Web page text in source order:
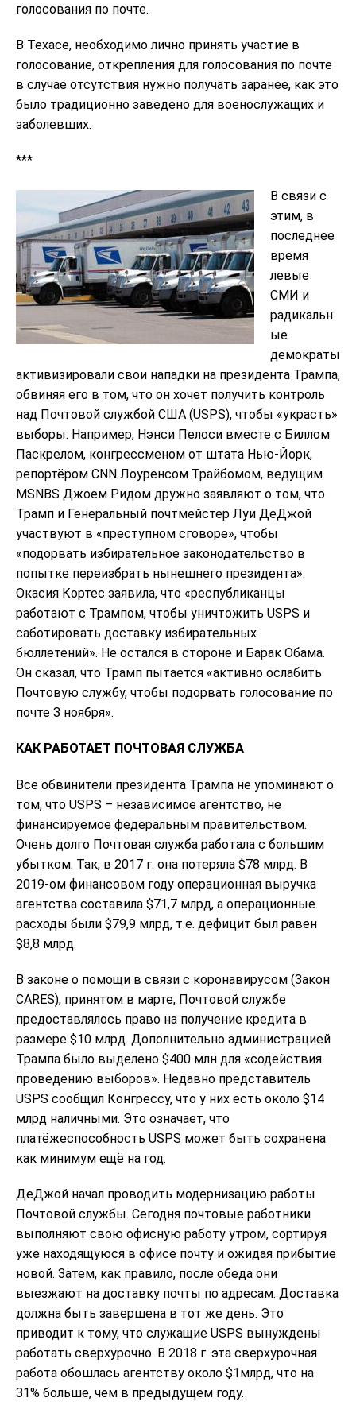
голосования по почте.
В Техасе, необходимо лично принять участие в
голосование, открепления для голосования по почте
в случае отсутствия нужно получать заранее, как это
было традиционно заведено для военослужащих и
заболевших.
***
В связи с
этим, в
последнее
время
левые
СМИ и
радикальн
ые
демократы
активизировали свои нападки на президента Трампа,
обвиняя его в том, что он хочет получить контроль
над Почтовой службой США (USPS), чтобы «украсть»
выборы. Например, Нэнси Пелоси вместе с Биллом
Паскрелом, конгрессменом от штата Нью-Йорк,
репортёром CNN Лоуренсом Трайбомом, ведущим
MSNBS Джоем Ридом дружно заявляют о том, что
Трамп и Генеральный почтмейстер Луи ДеДжой
участвуют в «преступном сговоре», чтобы
«подорвать избирательное законодательство в
попытке переизбрать нынешнего президента».
Окасия Кортес заявила, что «республиканцы
работают с Трампом, чтобы уничтожить USPS и
саботировать доставку избирательных
бюллетений». Не остался в стороне и Барак Обама.
Он сказал, что Трамп пытается «активно ослабить
Почтовую службу, чтобы подорвать голосование по
почте 3 ноября».
КАК РАБОТАЕТ ПОЧТОВАЯ СЛУЖБА
Все обвинители президента Трампа не упоминают о
том, что USPS – независимое агентство, не
финансируемое федеральным правительством.
Очень долго Почтовая служба работала с большим
убытком. Так, в 2017 г. она потеряла $78 млрд. В
2019-ом финансовом году операционная выручка
агентства составила $71,7 млрд, а операционные
расходы были $79,9 млрд, т.е. дефицит был равен
$8,8 млрд.
В законе о помощи в связи с коронавирусом (Закон
CARES), принятом в марте, Почтовой службе
предоставлялось право на получение кредита в
размере $10 млрд. Дополнительно администрацией
Трампа было выделено $400 млн для «содействия
проведению выборов». Недавно представитель
USPS сообщил Конгрессу, что у них есть около $14
млрд наличными. Это означает, что
платёжеспособность USPS может быть сохранена
как минимум ещё на год.
ДеДжой начал проводить модернизацию работы
Почтовой службы. Сегодня почтовые работники
выполняют свою офисную работу утром, сортируя
уже находящуюся в офисе почту и ожидая прибытие
новой. Затем, как правило, после обеда они
выезжают на доставку почты по адресам. Доставка
должна быть завершена в тот же день. Это
приводит к тому, что служащие USPS вынуждены
работать сверхурочно. В 2018 г. эта сверхурочная
работа обошлась агентству около $1млрд, что на
31% больше, чем в предыдущем году.